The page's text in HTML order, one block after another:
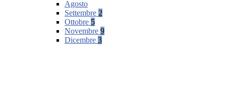
Agosto
Settembre 2
Ottobre 5
Novembre 9
Dicembre 3